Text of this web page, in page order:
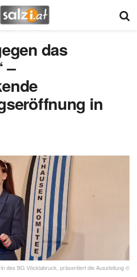
das
–
in
des BG Vöcklabruck, präsentiert die Ausstellung ©